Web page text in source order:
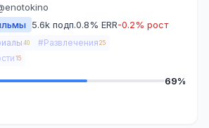
5.6k подп.0.8% ERR-0.2% рост
40 #Развлечения 25
15
69%